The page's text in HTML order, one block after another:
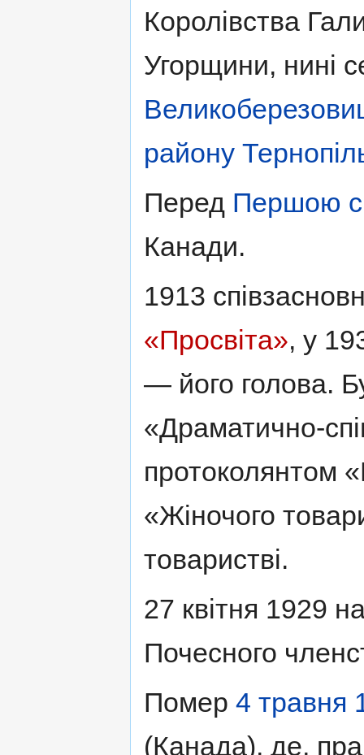
Королівства
Угорщини, нині
району
Перед Першою
Канади.
1913
«Просвіта», у
— його голова.
«Драматично-
протоколянтом
«Жіночого
товаристві.
27 квітня 1929
Почесного
Помер 4 травня
(Канада), де,